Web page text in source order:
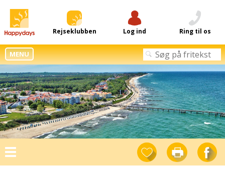
Rejseklubben Log ind Ring til os
MENU
Toggle
navigation